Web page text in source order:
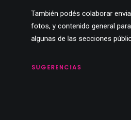
También podés colaborar
fotos, y contenido general para
algunas de las secciones
SUGERENCIAS